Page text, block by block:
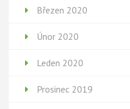
Březen 2020
Únor 2020
Leden 2020
Prosinec 2019